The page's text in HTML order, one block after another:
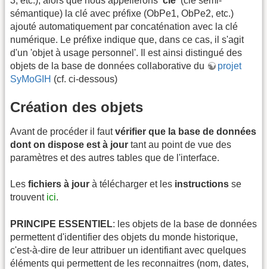
sémantique) la clé avec préfixe (ObPe1, ObPe2, etc.)
ajouté automatiquement par concaténation avec la clé
numérique. Le préfixe indique que, dans ce cas, il s'agit
d'un 'objet à usage personnel'. Il est ainsi distingué des
objets de la base de données collaborative du
projet
SyMoGIH (cf. ci-dessous)
Création des objets
Avant de procéder il fautvérifier que la base de données
dont on dispose est à jour tant au point de vue des
paramètres et des autres tables que de l'interface.
Les fichiers à jour à télécharger et les instructions se
trouvent ici.
PRINCIPE ESSENTIEL: les objets de la base de données
permettent d'identifier des objets du monde historique,
c'est-à-dire de leur attribuer un identifiant avec quelques
éléments qui permettent de les reconnaitres (nom, dates,